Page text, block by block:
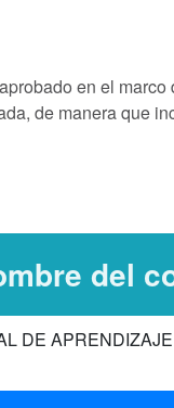
en el
de manera que
del
DE